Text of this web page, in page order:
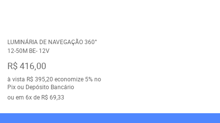
LUMINÁRIA DE NAVEGAÇÃO 360°
12-50M BE- 12V
R$ 416,00
à vista R$ 395,20 economize 5%no
Pix ou Depósito Bancário
ou em 6xde R$ 69,33